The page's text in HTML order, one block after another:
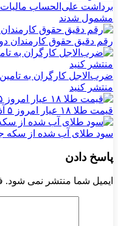
برداشت علی‌الحساب مالیات
مشمول شدند
رقم دقیق حقوق کارمندان دولت در
منتشر کنید
قیمت طلا ۱۸ عیار امروز ۵ آذر اعلام شد + جدول
سود طلای آب شده از سکه
پاسخ دادن
ایمیل شما منتشر نمی شود.